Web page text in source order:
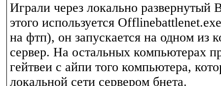
Играли через локально развернутый
этого используется
на фтп), он запускается на одном из
сервер. На остальных компьютерах
гейтвеи с айпи того компьютера,
локальной сети сервером бнета.